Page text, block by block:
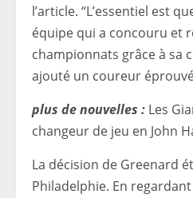
l’article. “L’essentiel est
équipe qui a concouru et
championnats grâce à sa
ajouté un coureur
plus de nouvelles : Les
changeur de jeu en John
La décision de Greenard
Philadelphie. En